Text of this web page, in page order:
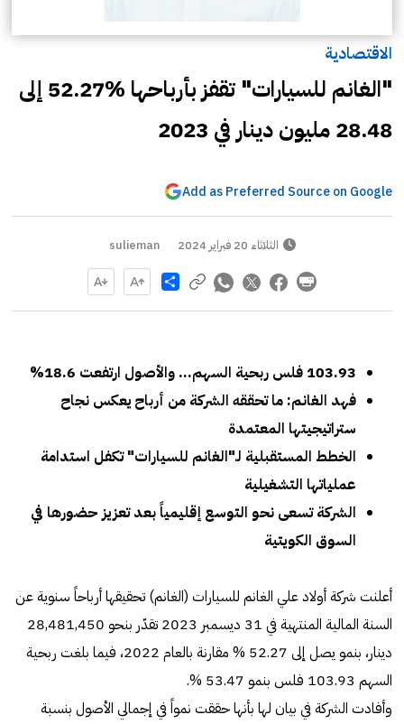
الاقتصادية
"الغانم للسيارات" تقفز بأرباحها %52.27 إلى
28.48 مليون دينار في 2023
Add as Preferred Source on Google
الثلاثاء 20 فبراير 2024 sulieman
Share
103.93 فلس ربحية السهم… والأصول ارتفعت 18.6%
فهد الغانم: ما تحققه الشركة من أرباح يعكس نجاح
ستراتيجيتها المعتمدة
الخطط المستقبلية لـ"الغانم للسيارات" تكفل استدامة
عملياتها التشغيلية
الشركة تسعى نحو التوسع إقليمياً بعد تعزيز حضورها في
السوق الكويتية
أعلنت شركة أولاد علي الغانم للسيارات (الغانم) تحقيقها أرباحاً سنوية عن
السنة المالية المنتهية في 31 ديسمبر 2023 تقدّر بنحو 28,481,450
دينار، بنمو يصل إلى 52.27 % مقارنة بالعام 2022، فيما بلغت ربحية
السهم 103.93 فلس بنمو 53.47 %.
وأفادت الشركة في بيان لها بأنها حققت نمواً في إجمالي الأصول بنسبة